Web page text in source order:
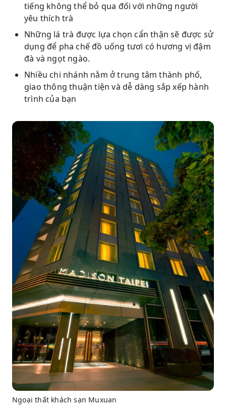
tiếng không thể bỏ qua đối với những người
yêu thích trà
Những lá trà được lựa chọn cẩn thận sẽ được sử
dụng để pha chế đồ uống tươi có hương vị đậm
đà và ngọt ngào.
Nhiều chi nhánh nằm ở trung tâm thành phố,
giao thông thuận tiện và dễ dàng sắp xếp hành
trình của bạn
Ngoại thất khách sạn Muxuan